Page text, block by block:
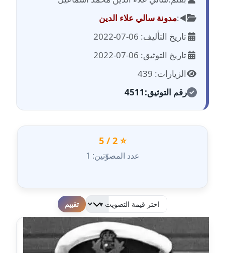
عاملة
مدونة احمد زكريا
مدونة أحمد زيدان
مدونة أحمد سيد
عاملة
مدونة احمد شقليط
عاملة
مدونة احمد كريدي
عاملة
◀️:مدونة سالي علاء الدين
تاريخ التأليف: 06-07-2022
تاريخ التوثيق: 06-07-2022
الزيارات: 439
رقم التوثيق:4511
⭐ 2 / 5
عدد المصوّتين: 1
لطفا قم بالتقييم